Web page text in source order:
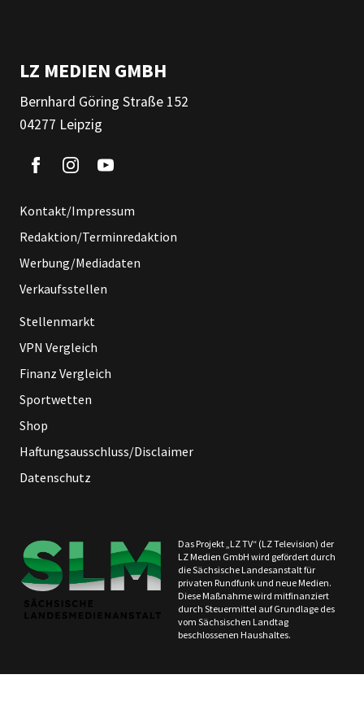
LZ MEDIEN GMBH
Bernhard Göring Straße 152
04277 Leipzig
Kontakt/Impressum
Redaktion/Terminredaktion
Werbung/Mediadaten
Verkaufsstellen
Stellenmarkt
VPN Vergleich
Finanz Vergleich
Sportwetten
Shop
Haftungsausschluss/Disclaimer
Datenschutz
Das Projekt „LZ TV“ (LZ Television) der
LZ Medien GmbH wird gefördert durch
die Sächsische Landesanstalt für
privaten Rundfunk und neue Medien.
Diese Maßnahme wird mitfinanziert
durch Steuermittel auf Grundlage des
vom Sächsischen Landtag
beschlossenen Haushaltes.